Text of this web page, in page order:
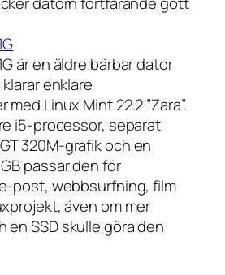
är en äldre bärbar dator
enklare
Linux Mint 22.2 ”Zara”.
i5-processor, separat
320M-grafik och en
passar den för
post, webbsurfning, film
även om mer
en SSD skulle göra den